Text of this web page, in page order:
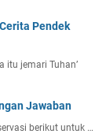
Pendek
itu jemari Tuhan’
Jawaban
berikut untuk …